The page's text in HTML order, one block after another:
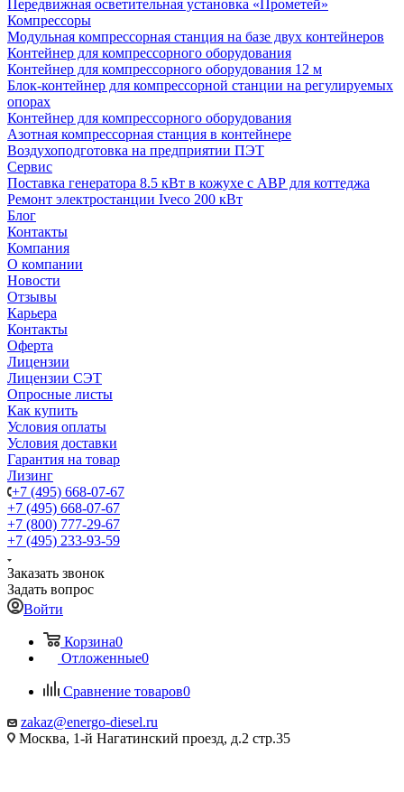
Передвижная осветительная установка «Прометей»
Компрессоры
Модульная компрессорная станция на базе двух контейнеров
Контейнер для компрессорного оборудования
Контейнер для компрессорного оборудования 12 м
Блок-контейнер для компрессорной станции на регулируемых
опорах
Контейнер для компрессорного оборудования
Азотная компрессорная станция в контейнере
Воздухоподготовка на предприятии ПЭТ
Сервис
Поставка генератора 8.5 кВт в кожухе с АВР для коттеджа
Ремонт электростанции Iveco 200 кВт
Блог
Контакты
Компания
О компании
Новости
Отзывы
Карьера
Контакты
Оферта
Лицензии
Лицензии СЭТ
Опросные листы
Как купить
Условия оплаты
Условия доставки
Гарантия на товар
Лизинг
+7 (495) 668-07-67
+7 (495) 668-07-67
+7 (800) 777-29-67
+7 (495) 233-93-59
Заказать звонок
Задать вопрос
Войти
Корзина0
Отложенные0
Сравнение товаров0
zakaz@energo-diesel.ru
Москва, 1-й Нагатинский проезд, д.2 стр.35